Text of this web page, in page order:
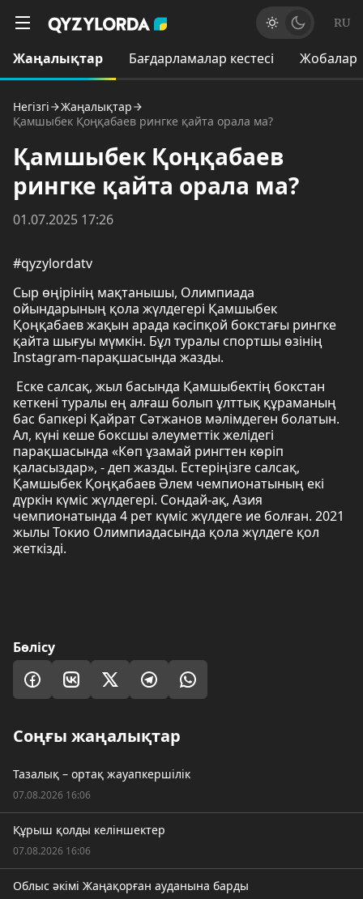
RU
Жаңалықтар Бағдарламалар кестесі Жобалар
Негізгі
Жаңалықтар
Қамшыбек Қоңқабаев рингке қайта орала ма?
Қамшыбек Қоңқабаев
рингке қайта орала ма?
01.07.2025 17:26
#qyzylordatv
Сыр өңірінің мақтанышы, Олимпиада
ойындарының қола жүлдегері Қамшыбек
Қоңқабаев жақын арада кәсіпқой бокстағы рингке
қайта шығуы мүмкін. Бұл туралы спортшы өзінің
Instagram-парақшасында жазды.
Еске салсақ, жыл басында Қамшыбектің бокстан
кеткені туралы ең алғаш болып ұлттық құраманың
бас бапкері Қайрат Сәтжанов мәлімдеген болатын.
Ал, күні кеше боксшы әлеуметтік желідегі
парақшасында «Көп ұзамай рингтен көріп
қаласыздар», - деп жазды. Естеріңізге салсақ,
Қамшыбек Қоңқабаев Әлем чемпионатының екі
дүркін күміс жүлдегері. Сондай-ақ, Азия
чемпионатында 4 рет күміс жүлдеге ие болған. 2021
жылы Токио Олимпиадасында қола жүлдеге қол
жеткізді.
Бөлісу
Соңғы жаңалықтар
Тазалық – ортақ жауапкершілік
07.08.2026 16:06
Құрыш қолды келіншектер
07.08.2026 16:06
Облыс әкімі Жаңақорған ауданына барды